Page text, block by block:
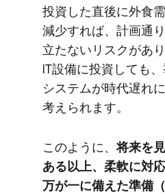
投資した​直後に​外食
減少すれば、​計画通
立たないリスクが​あ
IT設備に​投資しても
システムが​時代遅れ
考えられます。
このように、 将来を​
ある以上、​柔軟に​対
万が​一に​備えた​準備​